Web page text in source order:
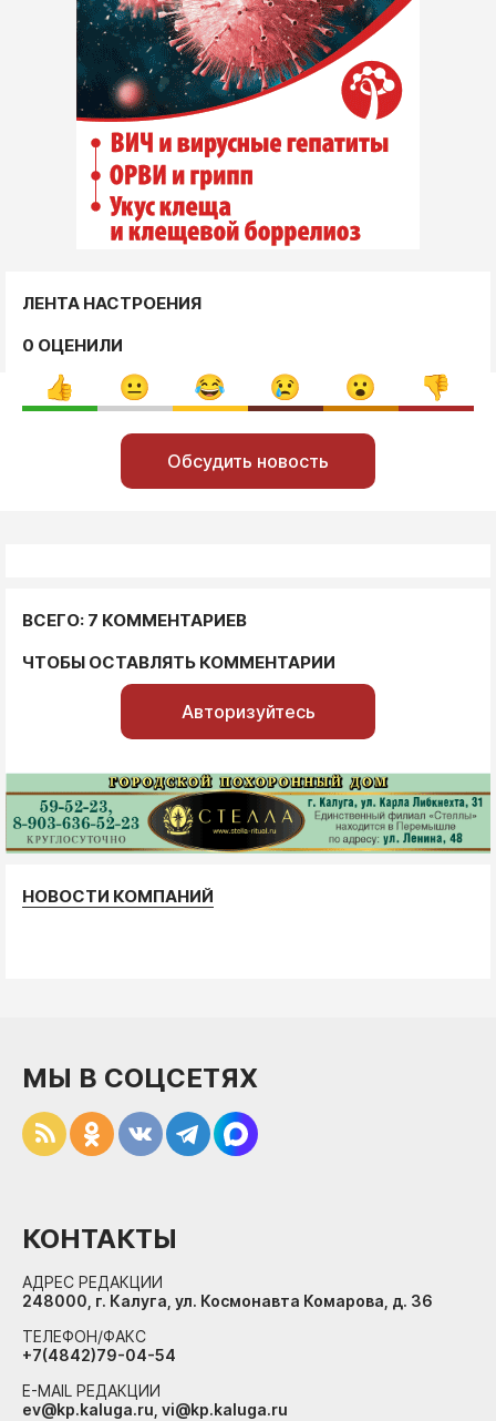
ЛЕНТА НАСТРОЕНИЯ
0 ОЦЕНИЛИ
Обсудить новость
ВСЕГО: 7 КОММЕНТАРИЕВ
ЧТОБЫ ОСТАВЛЯТЬ КОММЕНТАРИИ
Авторизуйтесь
НОВОСТИ КОМПАНИЙ
МЫ В СОЦСЕТЯХ
КОНТАКТЫ
АДРЕС РЕДАКЦИИ
248000, г. Калуга, ул. Космонавта Комарова, д. 36
ТЕЛЕФОН/ФАКС
+7(4842)79-04-54
E-MAIL РЕДАКЦИИ
ev@kp.kaluga.ru, vi@kp.kaluga.ru